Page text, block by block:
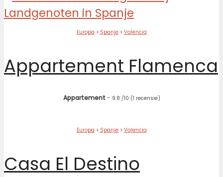
Europa > Spanje> Valencia
Appartement Flamenca
Appartement- 9.8 /10 (1 recensie)
Europa > Spanje> Valencia
Casa El Destino